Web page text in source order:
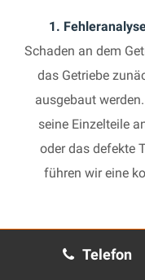
Telefon
1.
Schaden an dem
das Getriebe
ausgebaut
seine Einzelteile
oder das defekte
führen wir eine
2. Manuelles
Schaltgetriebes